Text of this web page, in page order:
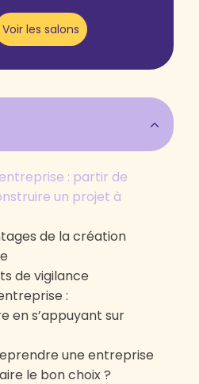
Voir les salons
: partir de
un projet à
de la création
de vigilance
:
en s’appuyant sur
choisir la reprise
?
une entreprise
le bon choix ?